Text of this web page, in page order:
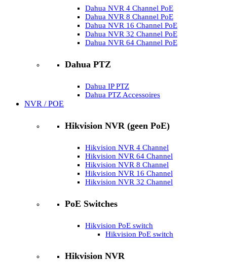
Dahua NVR 4 Channel PoE
Dahua NVR 8 Channel PoE
Dahua NVR 16 Channel PoE
Dahua NVR 32 Channel PoE
Dahua NVR 64 Channel PoE
Dahua PTZ
Dahua IP PTZ
Dahua PTZ Accessoires
NVR / POE
Hikvision NVR (geen PoE)
Hikvision NVR 4 Channel
Hikvision NVR 64 Channel
Hikvision NVR 8 Channel
Hikvision NVR 16 Channel
Hikvision NVR 32 Channel
PoE Switches
Hikvision PoE switch
Hikvision PoE switch
Hikvision NVR